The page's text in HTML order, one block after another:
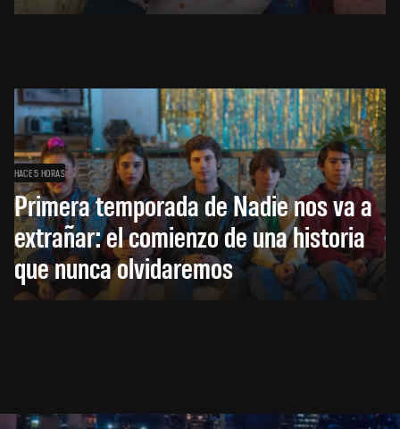
HACE 5 HORAS
Primera temporada de Nadie nos va a
extrañar: el comienzo de una historia
que nunca olvidaremos